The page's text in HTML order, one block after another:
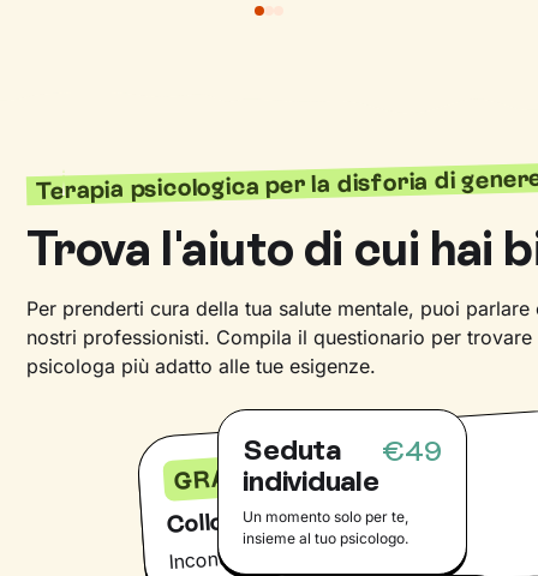
Colloquio conoscitivo
GRATIS
Incontra il tuo psicologo online
Terapia psicologica per la disforia di
Trova l'aiuto di cui hai
Per prenderti cura della tua salute mentale, puoi
nostri professionisti. Compila il questionario per
psicologa più adatto alle tue esigenze.
Seduta
individuale
€49
Un momento solo per te,
insieme al tuo psicologo.